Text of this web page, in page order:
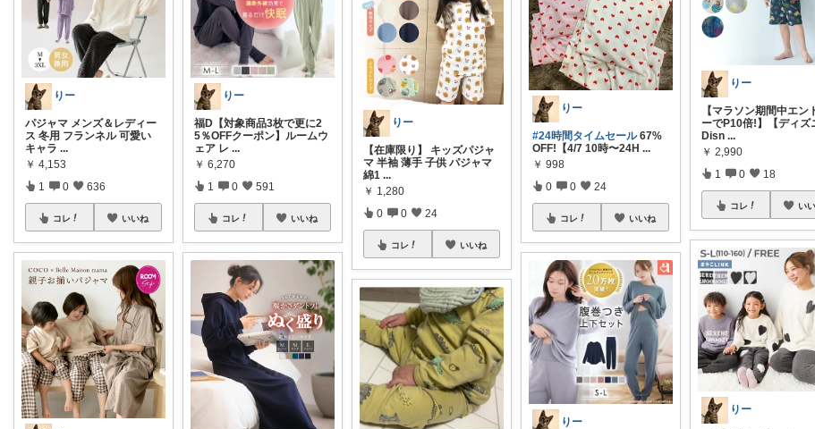
りー
パジャマ メンズ＆レディー
ス 冬用 フランネル 可愛い
キャラ ...
￥ 4,153
1 0 636
コレ いいね
りー
福D【対象商品3枚で更に2
5％OFFクーポン】ルームウ
ェア レ ...
￥ 6,270
1 0 591
コレ いいね
りー
【在庫限り】 キッズパジャ
マ 半袖 薄手 子供 パジャマ
綿1 ...
￥ 1,280
0 0 24
コレ いいね
りー
#24時間タイムセール67%
OFF!【4/7 10時〜24H ...
￥ 998
0 0 24
コレ いいね
りー
りー
【マラソン期間中エン
ーでP10倍!】【ディズ
Disn ...
￥ 2,990
1 0 18
コレ い
りー